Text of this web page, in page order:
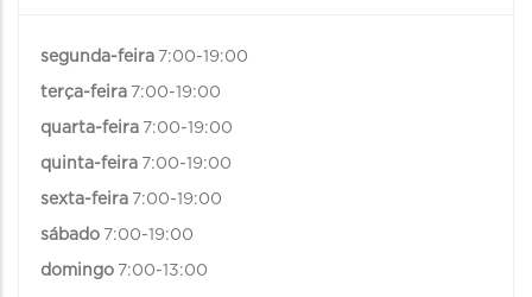
segunda-feira 7:00-19:00
terça-feira 7:00-19:00
quarta-feira 7:00-19:00
quinta-feira 7:00-19:00
sexta-feira 7:00-19:00
sábado 7:00-19:00
domingo 7:00-13:00